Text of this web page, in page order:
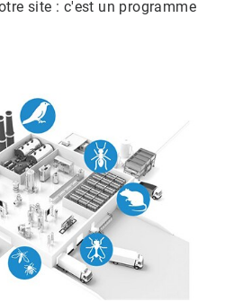
site : c'est un programme